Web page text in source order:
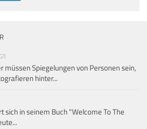
müssen Spiegelungen von Personen sein,
hinter...
sich in seinem Buch "Welcome To The